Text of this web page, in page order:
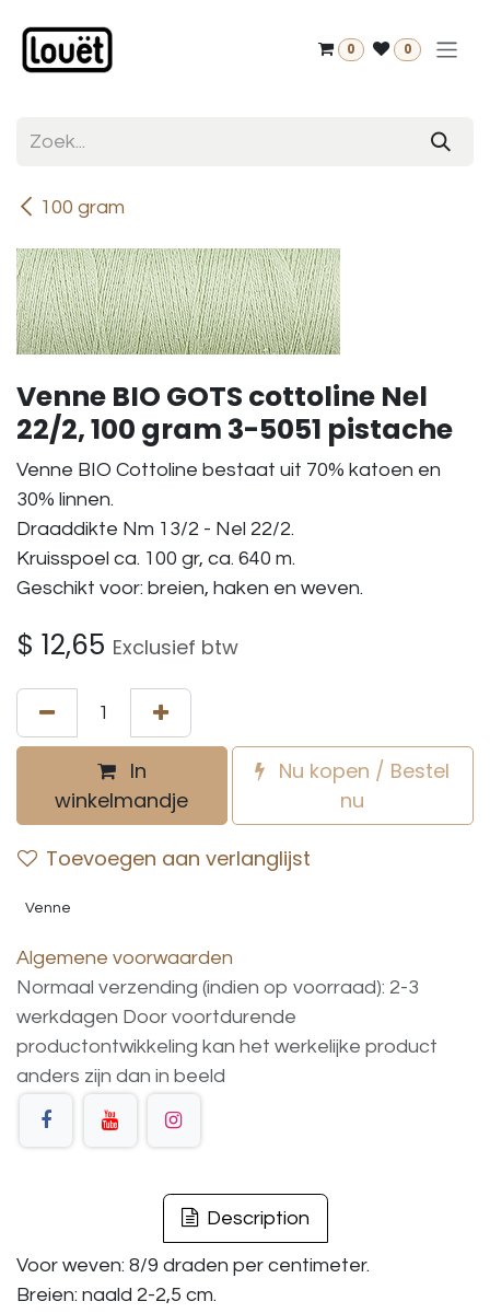
0 0
100 gram
Venne BIO GOTS cottoline Nel
22/2, 100 gram 3-5051 pistache
Venne BIO Cottoline bestaat uit 70% katoen en
30% linnen.
Draaddikte Nm 13/2 - Nel 22/2.
Kruisspoel ca. 100 gr, ca. 640 m.
Geschikt voor: breien, haken en weven.
$ 12,65 Exclusief btw
In
winkelmandje
Nu kopen / Bestel
nu
Toevoegen aan verlanglijst
Venne
Algemene voorwaarden
Normaal verzending (indien op voorraad): 2-3
werkdagen Door voortdurende
productontwikkeling kan het werkelijke product
anders zijn dan in beeld
Description
Voor weven: 8/9 draden per centimeter.
Breien: naald 2-2,5 cm.